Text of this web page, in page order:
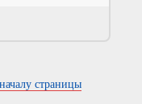
страницы